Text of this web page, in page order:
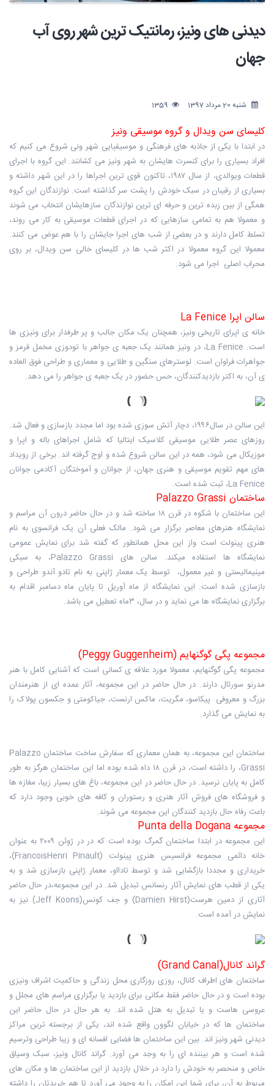
دیدنی های ونیز، رمانتیک ترین شهر روی آب
جهان
شنبه 20 مرداد 1397
کلیسای سن ویدال و گروه موسیقی ونیز
در ابتدا با یکی از جاذبه های فرهنگی و موسیقیایی شهر ونی شروع می کنیم که
افراد بسیاری را برای کنسرت هایشان به شهر ونیز می کشانند. این گروه با اجرای
قطعات ویوالدی، از سال ۱۹۸۷، تاکنون قوی ترین اجراها را در این شهر داشته و
بسیاری از رقیبان در سبک خودش را پشت سر گذاشته است. نوازندگان این گروه
همگی از بین زبده ترین و حرفه ای ترین نوازندگان سازهایشان انتخاب می شوند
و معمولا هم به تمامی سازهایی که در اجرای قطعات موسیقی به کار می روند،
تسلط کامل دارند و در بعضی از شب های اجرا جایشان را با هم عوض می کنند.
معمولا این گروه معمولا در اکثر شب ها در کلیسای خالی سن ویدال، بر روی
محراب اصلی اجرا می شود.
سالن اپرا La Fenice
خانه ی اپرای تاریخی ونیز، همچنان یک مکان جالب و پر طرفدار برای ونیزی ها
است. La Fenice، در ونیز همانند یک جعبه ی جواهر با تودوزی مخمل قرمز و
جواهرات فراوان است. لوسترهای سنگین و طلایی و معماری و طراحی فوق العاده
ی آن، به اکتر بازدیدکنندگان، حس حضور در یک جعبه ی جواهر را می دهد.
این سالن در سال۱۹۹۶، دچار آتش سوزی شده بود اما مجدد بازسازی و فعال شد.
روزهای عصر طلایی موسیقی کلاسیک ایتالیا که شامل اجراهای باله و اپرا و
موزیکال می شود، همه در این سالن شروع شده و اوج گرفته اند. برخی از رویداد
های مهم تقویم موسیقی و هنری جهان، از جوانان و آموختگان آکادمی جوانان
La Fenice، ثبت شده است.
ساختمان Palazzo Grassi
این ساختمان با شکوه در قرن ۱۸ ساخته شد و در حال حاضر درون آن مراسم و
نمایشگاه هنرهای معاصر برگزار می شود. مالک فعلی آن یک فرانسوی به نام
هنری پینولت است واز این محل همانطور که گفته شد برای نمایش عمومی
نمایشگاه ها استفاده میکند. سالن های Palazzo Grassi، به سبکی
مینیمالیستی و غیر معمول، توسط یک معمار ژاپنی به نام تادو آندو طراحی و
بازسازی شده است. این نمایشگاه از ماه آوریل تا پایان ماه دسامبر اقدام به
برگزاری نمایشگاه ها می نماید و در سال، ۳ماه تعطیل می باشد.
مجموعه پگی گوگنهایم (Peggy Guggenheim)
مجموعه پگی گوگنهایم، معمولا مورد علاقه ی کسانی است که آشنایی کامل با هنر
مدرنو سورئال دارند. در حال حاضر در این مجموعه، آثار عمده ای از هنرمندان
بزرگ و معروفی پیکاسو، مگریت، ماکس ارنست، جیاکومتی و جکسون پولاک را
به نمایش می گذارد.
ساختمان این مجموعه، به همان معماری که سفارش ساخت ساختمان Palazzo
Grassi، را داشته است، در قرن ۱۸ داه شده بوده اما این ساختمان هرگز به طور
کامل به پایان نرسید. در حال حاضر در این مجموعه، باغ های بسیار زیبا، مغازه ها
و فروشگاه های فروش آثار هنری و رستوران و کافه های خوبی وجود دارد که
باعث رفاه حال بازدید کنندگان این مجموعه می شوند.
مجموعه Punta della Dogana
این مجموعه در ابتدا ساختمان گمرگ بوده است که در در ژوئن ۲۰۰۹ به عنوان
خانه دائمی مجموعه فرانسیس هنری پینولت (FrancoisHenri Pinault)،
خریداری و مجددا بازگشایی شد و توسط تادااو، معمار ژاپنی بازسازی شد و به
یکی از قطب های نمایش آثار رنسانس تبدیل شد. در این مجموعه،در حال حاضر
آثاری از دمین هرست(Damien Hirst) و جف کونس(Jeff Koons) نیز به
نمایش در آمده است.
گراند کانال(Grand Canal)
ساختمان های اطراف کانال، روزی روزگاری محل زندگی و حاکمیت اشراف ونیزی
بوده است و در حال حاضر فقط مکانی برای بازدید یا برگزاری مراسم های مجلل و
عروسی هاست و یا تبدیل به هتل شده اند. به هر حال در حال حاضر این
ساختمان ها که در خیابان لگوون واقع شده اند، یکی از برجسته ترین مراکز
دیدنی شهر ونیز اند. بین این ساختمان ها فضایی افسانه ای و زیبا طراحی وترسیم
شده است و هر بیننده ای را به وجد می آورد. گراند کانال ونیز، سبک وسیاق
خاص و منحصر به خودش را دارد در خلال بازدید از این ساختمان ها و مکان های